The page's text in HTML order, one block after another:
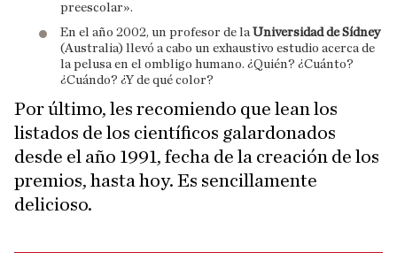
preescolar».
En el año 2002, un profesor de laUniversidad de Sídney
(Australia) llevó a cabo un exhaustivo estudio acerca de
la pelusa en el ombligo humano. ¿Quién? ¿Cuánto?
¿Cuándo? ¿Y de qué color?
Por último, les recomiendo que lean los
listados de los científicos galardonados
desde el año 1991, fecha de la creación de los
premios, hasta hoy. Es sencillamente
delicioso.